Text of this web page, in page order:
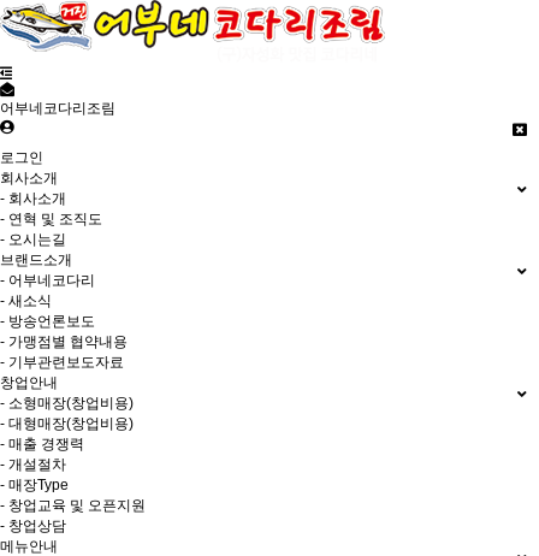
어부네코다리조림
로그인
회사소개
- 회사소개
- 연혁 및 조직도
- 오시는길
브랜드소개
- 어부네코다리
- 새소식
- 방송언론보도
- 가맹점별 협약내용
- 기부관련보도자료
창업안내
- 소형매장(창업비용)
- 대형매장(창업비용)
- 매출 경쟁력
- 개설절차
- 매장Type
- 창업교육 및 오픈지원
- 창업상담
메뉴안내